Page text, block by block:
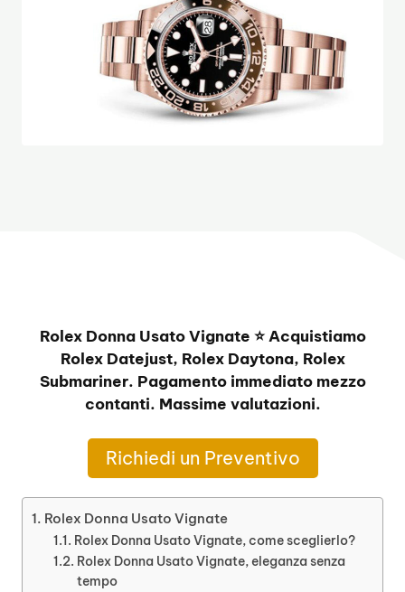
Rolex Donna Usato Vignate ⭐ Acquistiamo
Rolex Datejust, Rolex Daytona, Rolex
Submariner. Pagamento immediato mezzo
contanti. Massime valutazioni.
Richiedi un Preventivo
Rolex Donna Usato Vignate
Rolex Donna Usato Vignate, come sceglierlo?
Rolex Donna Usato Vignate, eleganza senza
tempo